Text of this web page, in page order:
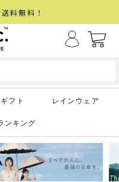
料無料！
ギフト レインウェア
ンキング